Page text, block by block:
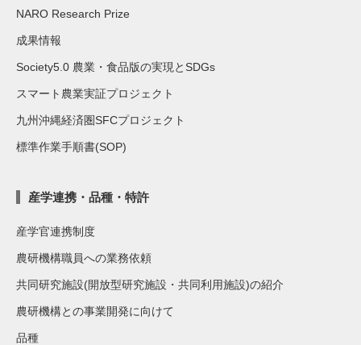
NARO Research Prize
成果情報
Society5.0 農業・食品版の実現とSDGs
スマート農業実証プロジェクト
九州沖縄経済圏SFCプロジェクト
標準作業手順書(SOP)
産学連携・品種・特許
産学官連携制度
農研機構職員への業務依頼
共同研究施設(開放型研究施設・共同利用施設)の紹介
農研機構との事業開発に向けて
品種